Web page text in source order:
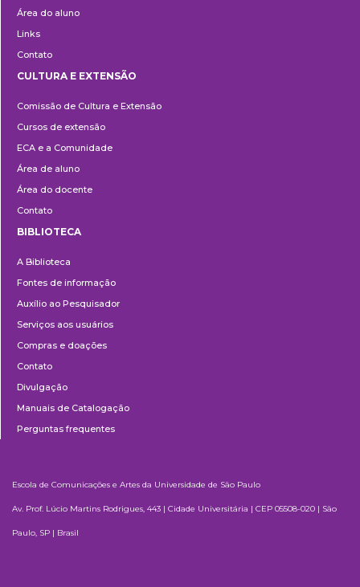
Área do aluno
Links
Contato
e
Extensão
CULTURA E EXTENSÃO
Comissão de Cultura e Extensão
Cursos de extensão
ECA e a Comunidade
Área de aluno
Área do docente
Contato
BIBLIOTECA
A Biblioteca
Fontes de informação
Auxílio ao Pesquisador
Serviços aos usuários
Compras e doações
Contato
Divulgação
Manuais de Catalogação
Perguntas frequentes
Escola de Comunicações e Artes da Universidade de São Paulo
Av. Prof. Lúcio Martins Rodrigues, 443 | Cidade Universitária | CEP 05508-020 | São
Paulo, SP | Brasil